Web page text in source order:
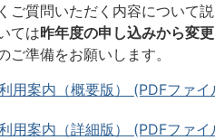
ご質問いただく内容について説
ては昨年度の申し込みから変
ご準備をお願いします。
用案内（概要版） (PDFファ
用案内（詳細版） (PDFファイ